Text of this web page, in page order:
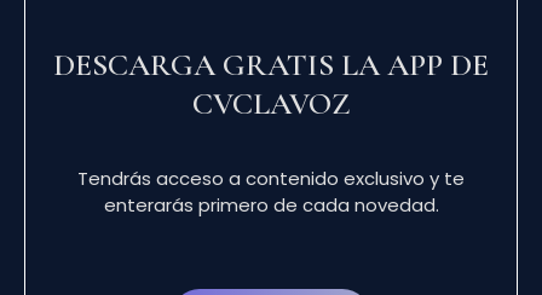
DESCARGA GRATIS LA APP DE
CVCLAVOZ
Tendrás acceso a contenido exclusivo y te
enterarás primero de cada novedad.